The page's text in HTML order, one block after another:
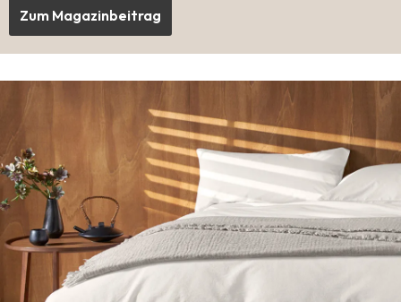
Zum Magazinbeitrag